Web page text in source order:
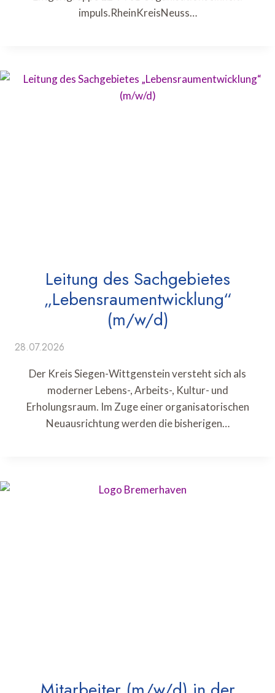
impuls.RheinKreisNeuss…
Leitung des Sachgebietes
„Lebensraumentwicklung“
(m/w/d)
28.07.2026
Der Kreis Siegen-Wittgenstein versteht sich als
moderner Lebens-, Arbeits-, Kultur- und
Erholungsraum. Im Zuge einer organisatorischen
Neuausrichtung werden die bisherigen…